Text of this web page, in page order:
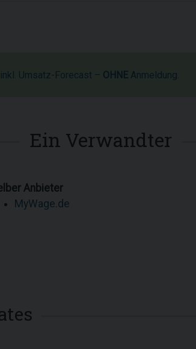
Umsatz-Forecast – OHNE Anmeldung.
Ein Verwandter
Anbieter
MyWage.de